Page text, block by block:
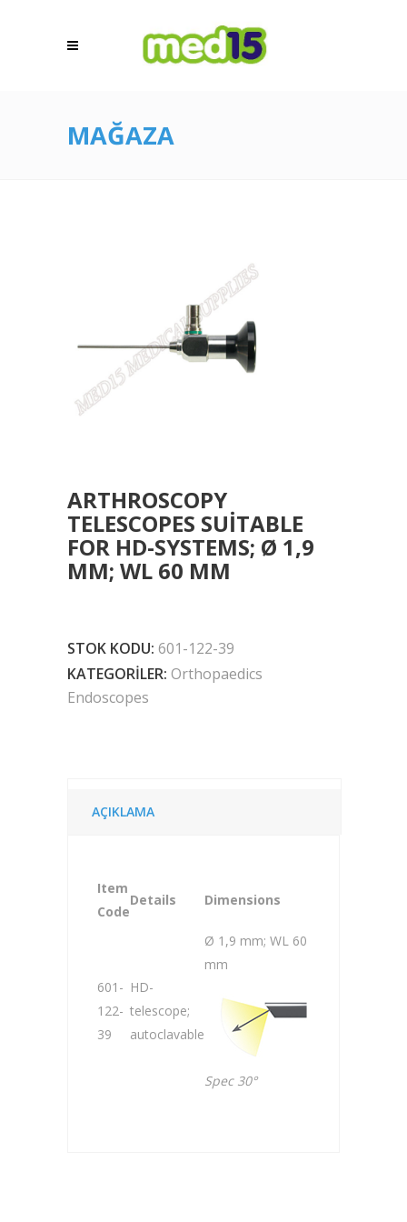
MAĞAZA
ARTHROSCOPY
TELESCOPES SUITABLE
FOR HD-SYSTEMS; Ø 1,9
MM; WL 60 MM
STOK KODU: 601-122-39
KATEGORILER: Orthopaedics
Endoscopes
AÇIKLAMA
Item
Code
Details Dimensions
601-
122-
39
HD-
telescope;
autoclavable
Ø 1,9 mm; WL 60
mm
Spec 30°